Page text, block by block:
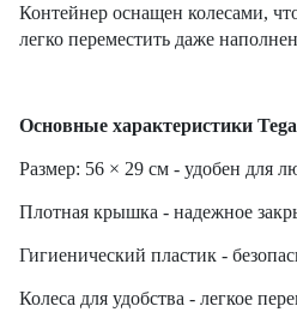
Контейнер оснащен колесами,
легко переместить даже
Основные характеристики
Размер: 56 × 29 см - удобен для
Плотная крышка - надежное
Гигиенический пластик -
Колеса для удобства - легкое